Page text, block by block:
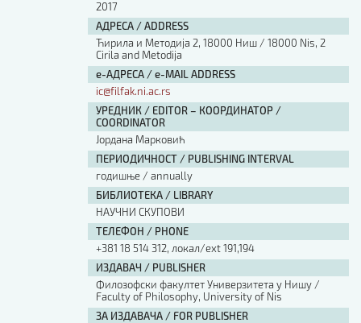
2017
АДРЕСА / ADDRESS
Ћирила и Методија 2, 18000 Ниш / 18000 Nis, 2
Cirila and Metodija
е-АДРЕСА / e-MAIL ADDRESS
ic@filfak.ni.ac.rs
УРЕДНИК / EDITOR – КООРДИНАТОР /
COORDINATOR
Јордана Марковић
ПЕРИОДИЧНОСТ / PUBLISHING INTERVAL
годишње / annually
БИБЛИОТЕКА / LIBRARY
НАУЧНИ СКУПОВИ
ТЕЛЕФОН / PHONE
+381 18 514 312, локал/ext 191,194
ИЗДАВАЧ / PUBLISHER
Филозофски факултет Универзитета у Нишу /
Faculty of Philosophy, University of Nis
ЗА ИЗДАВАЧА / FOR PUBLISHER